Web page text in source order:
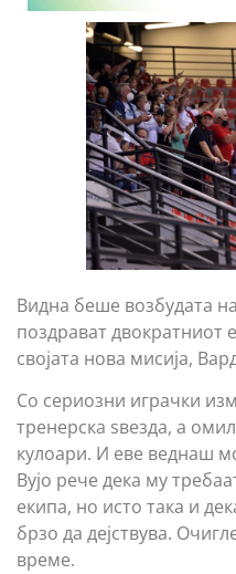
Видна беше возбудата
поздрават
својата нова мисија,
Со сериозни играчки
тренерска ѕвезда, а
кулоари. И еве веднаш
Вујо рече дека му
екипа, но исто така и
брзо да дејствува.
време.